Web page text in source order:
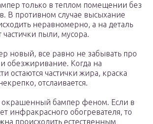
только в теплом помещении без
В противном случае высыхание
неравномерно, а на деталь
частички пыли, мусора.
новый, все равно не забывать про
обезжиривание. Когда на
остаются частички жира, краска
отслаивается.
окрашенный бампер феном. Если в
инфракрасного обогревателя, то
происходить естественным